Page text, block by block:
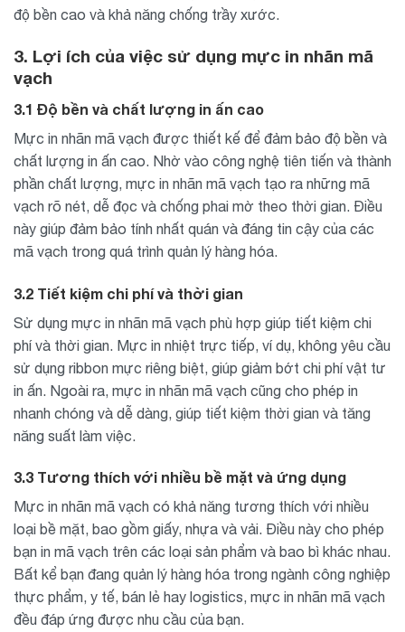
độ bền cao và khả năng chống trầy xước.
3. Lợi ích của việc sử dụng mực in nhãn mã
vạch
3.1 Độ bền và chất lượng in ấn cao
Mực in nhãn mã vạch được thiết kế để đảm bảo độ bền và
chất lượng in ấn cao. Nhờ vào công nghệ tiên tiến và thành
phần chất lượng, mực in nhãn mã vạch tạo ra những mã
vạch rõ nét, dễ đọc và chống phai mờ theo thời gian. Điều
này giúp đảm bảo tính nhất quán và đáng tin cậy của các
mã vạch trong quá trình quản lý hàng hóa.
3.2 Tiết kiệm chi phí và thời gian
Sử dụng mực in nhãn mã vạch phù hợp giúp tiết kiệm chi
phí và thời gian. Mực in nhiệt trực tiếp, ví dụ, không yêu cầu
sử dụng ribbon mực riêng biệt, giúp giảm bớt chi phí vật tư
in ấn. Ngoài ra, mực in nhãn mã vạch cũng cho phép in
nhanh chóng và dễ dàng, giúp tiết kiệm thời gian và tăng
năng suất làm việc.
3.3 Tương thích với nhiều bề mặt và ứng dụng
Mực in nhãn mã vạch có khả năng tương thích với nhiều
loại bề mặt, bao gồm giấy, nhựa và vải. Điều này cho phép
bạn in mã vạch trên các loại sản phẩm và bao bì khác nhau.
Bất kể bạn đang quản lý hàng hóa trong ngành công nghiệp
thực phẩm, y tế, bán lẻ hay logistics, mực in nhãn mã vạch
đều đáp ứng được nhu cầu của bạn.